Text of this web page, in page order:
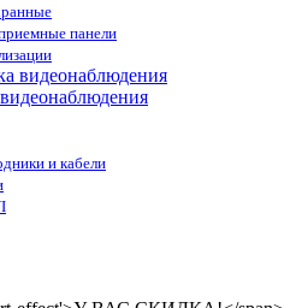
панели
и кабели